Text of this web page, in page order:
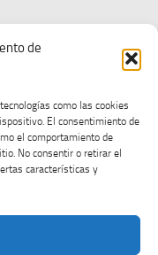
de
como las cookies
El consentimiento de
el comportamiento de
No consentir o retirar el
características y